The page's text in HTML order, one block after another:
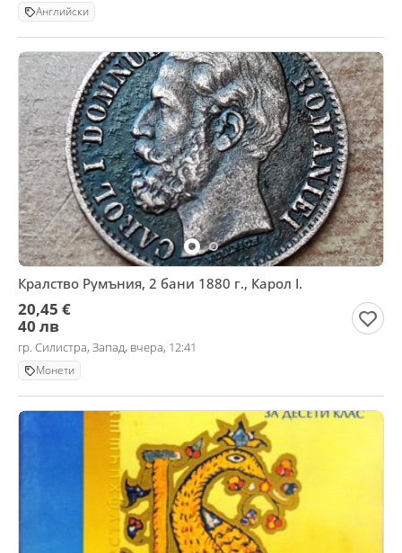
Английски
Кралство Румъния, 2 бани 1880 г., Карол I.
20,45 €
40 лв
гр. Силистра, Запад, вчера, 12:41
Монети